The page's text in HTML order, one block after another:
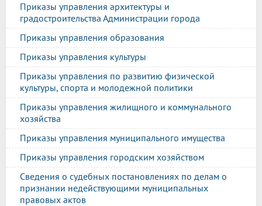
Приказы управления архитектуры и
градостроительства Администрации города
Приказы управления образования
Приказы управления культуры
Приказы управления по развитию физической
культуры, спорта и молодежной политики
Приказы управления жилищного и коммунального
хозяйства
Приказы управления муниципального имущества
Приказы управления городским хозяйством
Сведения о судебных постановлениях по делам о
признании недействующими муниципальных
правовых актов